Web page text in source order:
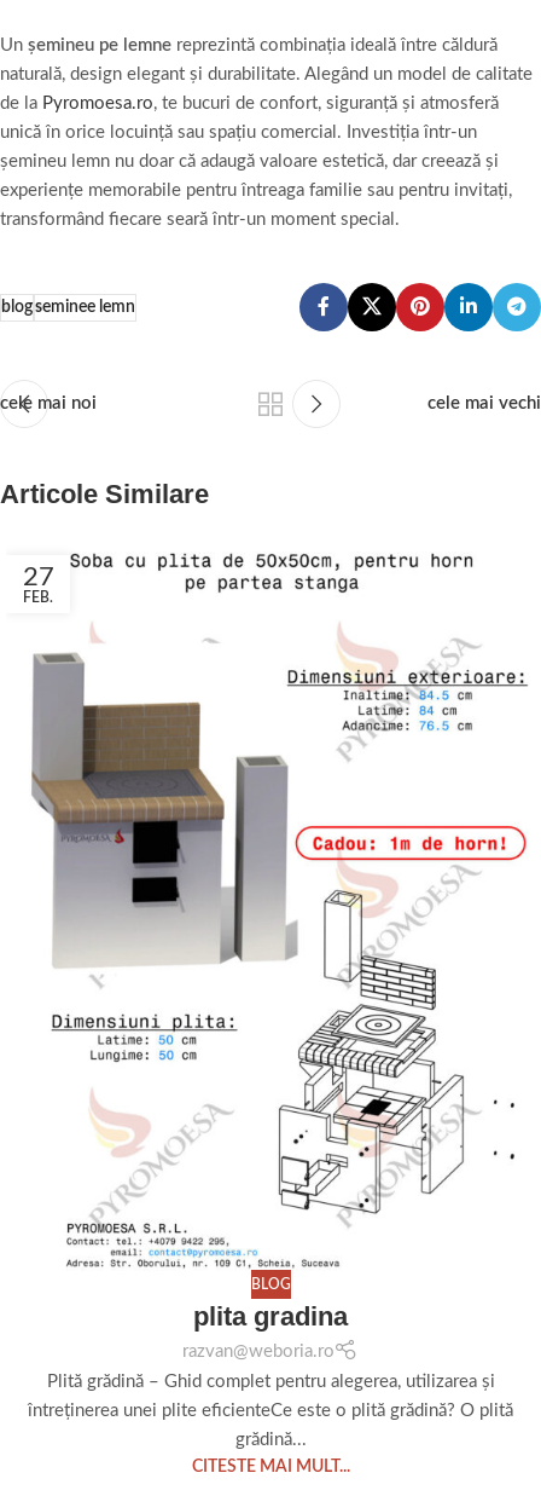
Un șemineu pe lemne reprezintă combinația ideală între căldură
naturală, design elegant și durabilitate. Alegând un model de calitate
de la Pyromoesa.ro, te bucuri de confort, siguranță și atmosferă
unică în orice locuință sau spațiu comercial. Investiția într-un
șemineu lemn nu doar că adaugă valoare estetică, dar creează și
experiențe memorabile pentru întreaga familie sau pentru invitați,
transformând fiecare seară într-un moment special.
blogseminee lemn
cele mai noi cele mai vechi
Articole Similare
27
FEB.
BLOG
plita gradina
razvan@weboria.ro
Plită grădină – Ghid complet pentru alegerea, utilizarea și
întreținerea unei plite eficienteCe este o plită grădină? O plită
grădină...
CITESTE MAI MULT...